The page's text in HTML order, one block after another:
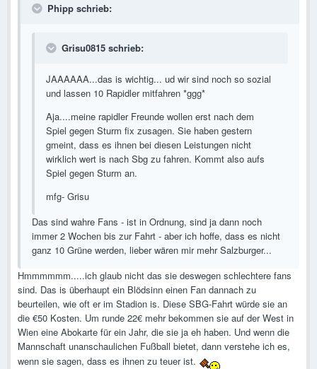
Phipp schrieb:
Grisu0815 schrieb:
JAAAAAA...das is wichtig... ud wir sind noch so sozial
und lassen 10 Rapidler mitfahren *ggg*
Aja....meine rapidler Freunde wollen erst nach dem
Spiel gegen Sturm fix zusagen. Sie haben gestern
gmeint, dass es ihnen bei diesen Leistungen nicht
wirklich wert is nach Sbg zu fahren. Kommt also aufs
Spiel gegen Sturm an.
mfg- Grisu
Das sind wahre Fans - ist in Ordnung, sind ja dann noch
immer 2 Wochen bis zur Fahrt - aber ich hoffe, dass es nicht
ganz 10 Grüne werden, lieber wären mir mehr Salzburger...
Hmmmmmm.....ich glaub nicht das sie deswegen schlechtere fans
sind. Das is überhaupt ein Blödsinn einen Fan dannach zu
beurteilen, wie oft er im Stadion is. Diese SBG-Fahrt würde sie an
die €50 Kosten. Um runde 22€ mehr bekommen sie auf der West in
Wien eine Abokarte für ein Jahr, die sie ja eh haben. Und wenn die
Mannschaft unanschaulichen Fußball bietet, dann verstehe ich es,
wenn sie sagen, dass es ihnen zu teuer ist.